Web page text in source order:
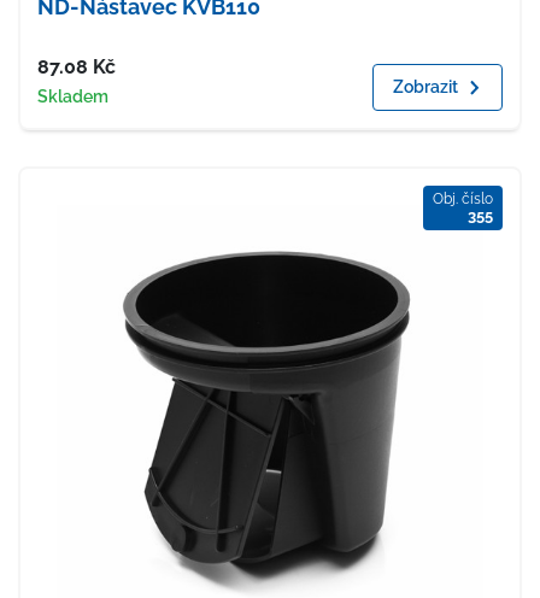
ND-Nástavec KVB110
Cena
87.08 Kč
Dostupnost
Skladem Zobrazit
Obj. číslo
355